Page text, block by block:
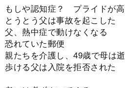
もしや認知症？ プライドが
とうとう父は事故を起こした
父、熱中症で動けなくなる
恐れていた郵便
親たちを介護し、49歳で母は
歩ける父は入院を拒否された